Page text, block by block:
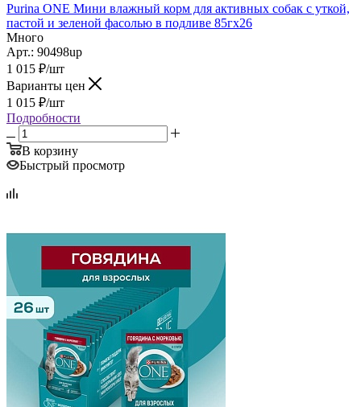
Purina ONE Мини влажный корм для активных собак с уткой,
пастой и зеленой фасолью в подливе 85гх26
Много
Арт.: 90498up
1 015 ₽/шт
Варианты цен
1 015 ₽/шт
Подробности
В корзину
Быстрый просмотр